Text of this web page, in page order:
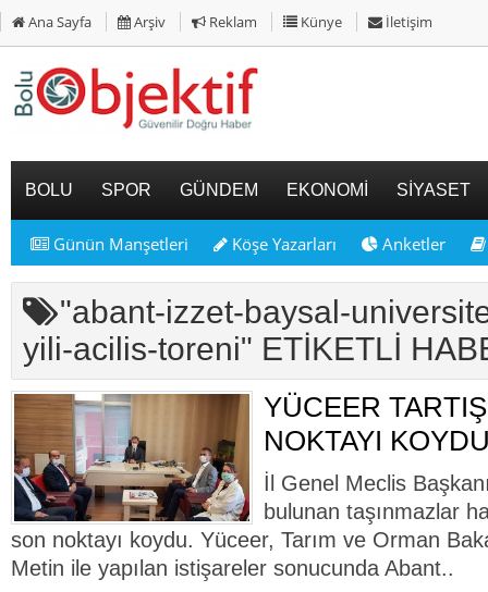
Ana Sayfa Arşiv Reklam Künye İletişim
BOLU SPOR GÜNDEM EKONOMİ SİYASET
Günün Manşetleri Köşe Yazarları Anketler
"abant-izzet-baysal-
yili-acilis-toreni" ETİKETLİ
YÜCEER
NOKTAYI
İl Genel Meclis
bulunan taşınmazlar
son noktayı koydu. Yüceer, Tarım ve Orman
Metin ile yapılan istişareler sonucunda Abant..